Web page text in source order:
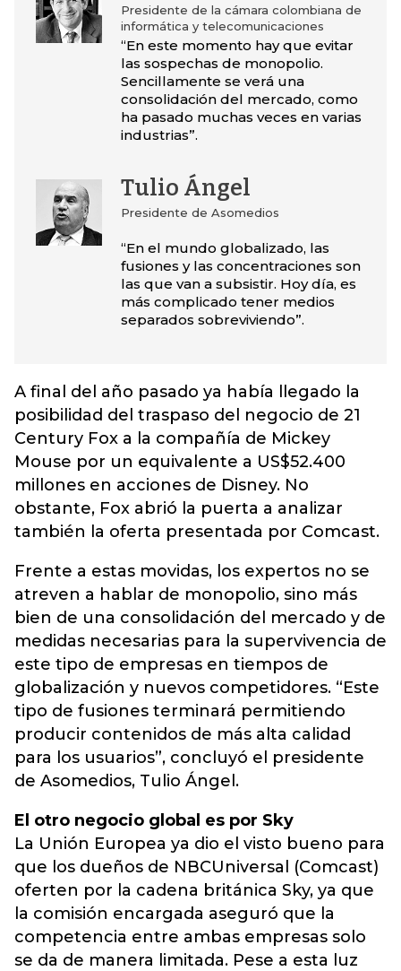
Presidente de la cámara colombiana de
informática y telecomunicaciones
“En este momento hay que evitar
las sospechas de monopolio.
Sencillamente se verá una
consolidación del mercado, como
ha pasado muchas veces en varias
industrias”.
Tulio Ángel
Presidente de Asomedios
“En el mundo globalizado, las
fusiones y las concentraciones son
las que van a subsistir. Hoy día, es
más complicado tener medios
separados sobreviviendo”.
A final del año pasado ya había llegado la
posibilidad del traspaso del negocio de 21
Century Fox a la compañía de Mickey
Mouse por un equivalente a US$52.400
millones en acciones de Disney. No
obstante, Fox abrió la puerta a analizar
también la oferta presentada por Comcast.
Frente a estas movidas, los expertos no se
atreven a hablar de monopolio, sino más
bien de una consolidación del mercado y de
medidas necesarias para la supervivencia de
este tipo de empresas en tiempos de
globalización y nuevos competidores. “Este
tipo de fusiones terminará permitiendo
producir contenidos de más alta calidad
para los usuarios”, concluyó el presidente
de Asomedios, Tulio Ángel.
El otro negocio global es por Sky
La Unión Europea ya dio el visto bueno para
que los dueños de NBCUniversal (Comcast)
oferten por la cadena británica Sky, ya que
la comisión encargada aseguró que la
competencia entre ambas empresas solo
se da de manera limitada. Pese a esta luz